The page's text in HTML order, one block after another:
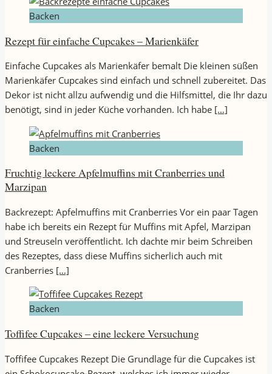
Backen
Rezept für einfache Cupcakes – Marienkäfer
Einfache Cupcakes als Marienkäfer bemalt Die kleinen süßen
Marienkäfer Cupcakes sind einfach und schnell zubereitet. Das
Dekor ist nicht allzu aufwendig und die Hilfsmittel, die Ihr dazu
benötigt, sind in jeder Küche vorhanden. Ich habe […]
Backen
Fruchtig leckere Apfelmuffins mit Cranberries und
Marzipan
Backrezept: Apfelmuffins mit Cranberries Vor ein paar Tagen
habe ich bereits ein Rezept für Muffins mit Apfel, Marzipan
und Streuseln veröffentlicht. Ich dachte mir beim Schreiben
des Rezeptes, dass diese Muffins sicherlich auch mit
Cranberries […]
Backen
Toffifee Cupcakes – eine leckere Versuchung
Toffifee Cupcakes Rezept Die Grundlage für die Cupcakes ist